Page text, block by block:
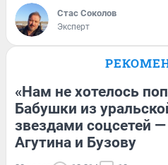
Стас Соколов
Эксперт
«Нам не хотелось
Бабушки из
звездами соцсетей
Агутина и Бузову